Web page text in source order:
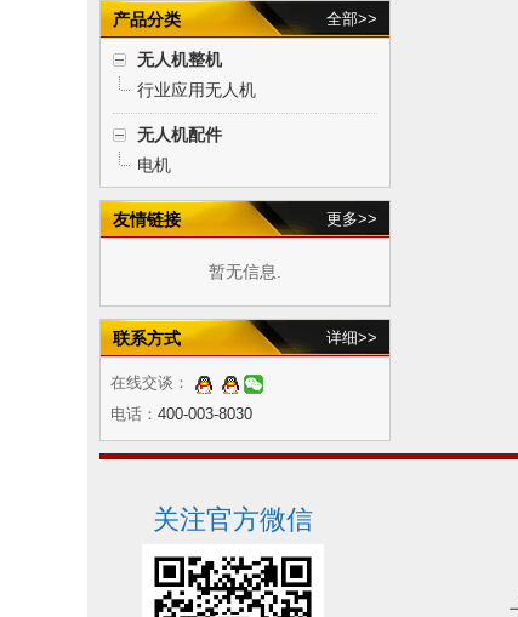
产品分类 全部>>
无人机整机
行业应用无人机
无人机配件
电机
友情链接 更多>>
暂无信息.
联系方式 详细>>
在线交谈：
电话： 400-003-8030
关注官方微信